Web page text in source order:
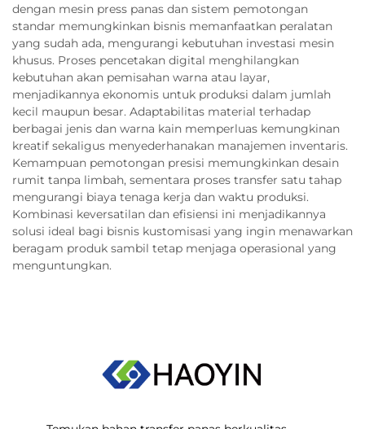
dengan mesin press panas dan sistem pemotongan
standar memungkinkan bisnis memanfaatkan peralatan
yang sudah ada, mengurangi kebutuhan investasi mesin
khusus. Proses pencetakan digital menghilangkan
kebutuhan akan pemisahan warna atau layar,
menjadikannya ekonomis untuk produksi dalam jumlah
kecil maupun besar. Adaptabilitas material terhadap
berbagai jenis dan warna kain memperluas kemungkinan
kreatif sekaligus menyederhanakan manajemen inventaris.
Kemampuan pemotongan presisi memungkinkan desain
rumit tanpa limbah, sementara proses transfer satu tahap
mengurangi biaya tenaga kerja dan waktu produksi.
Kombinasi keversatilan dan efisiensi ini menjadikannya
solusi ideal bagi bisnis kustomisasi yang ingin menawarkan
beragam produk sambil tetap menjaga operasional yang
menguntungkan.